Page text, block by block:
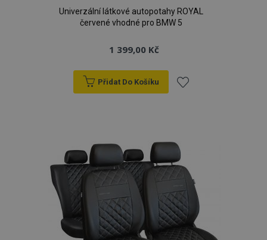
Univerzální látkové autopotahy ROYAL
červené vhodné pro BMW 5
1 399,00 Kč
Přidat Do Košíku
oblíbeným